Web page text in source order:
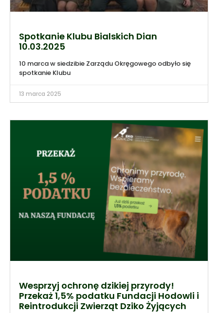
Spotkanie Klubu Bialskich Dian
10.03.2025
10 marca w siedzibie Zarządu Okręgowego odbyło się
spotkanie Klubu
13 marca 2025
Wesprzyj ochronę dzikiej przyrody!
Przekaż 1,5% podatku Fundacji Hodowli i
Reintrodukcji Zwierząt Dziko Żyjących